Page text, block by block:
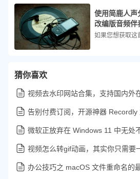
使用简鹿人声
改编版音频伴
猜你喜欢
办公技巧之 macOS 文件重命名的